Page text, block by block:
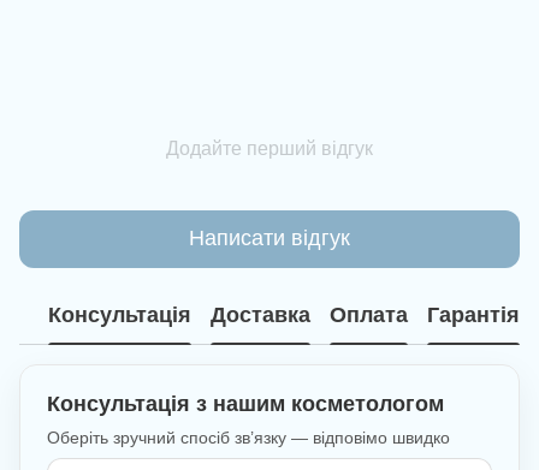
Додайте перший відгук
Написати відгук
Консультація Доставка Оплата Гарантія
Консультація з нашим косметологом
Оберіть зручний спосіб зв’язку — відповімо швидко